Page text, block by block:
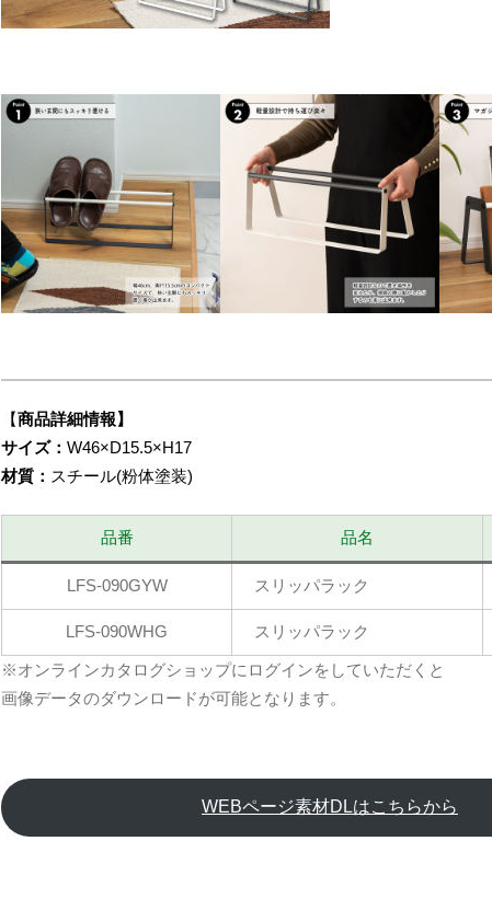
【商品詳細情報】
サイズ： W46×D15.5×H17
材質： スチール(粉体塗装)
品番 品名
LFS-090GYW スリッパラック
LFS-090WHG スリッパラック
※オンラインカタログショップにログインをしていただくと
画像データのダウンロードが可能となります。
WEBページ素材DLはこちらから